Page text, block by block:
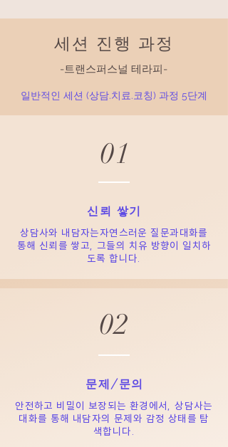
​세션 진행 과정
-트랜스퍼스널 테라피-
일반적인 세션 (상담.치료.코칭) 과정 5단계
01
​신뢰 쌓기
상담사와 내담자는자연스러운 질문과대화를
통해 신뢰를 쌓고, 그들의 치유 방향이 일치하
도록 합니다.
02
문제/문의
안전하고 비밀이 보장되는 환경에서, 상담사는
대화를 통해 내담자의 문제와 감정 상태를 탐
색합니다.